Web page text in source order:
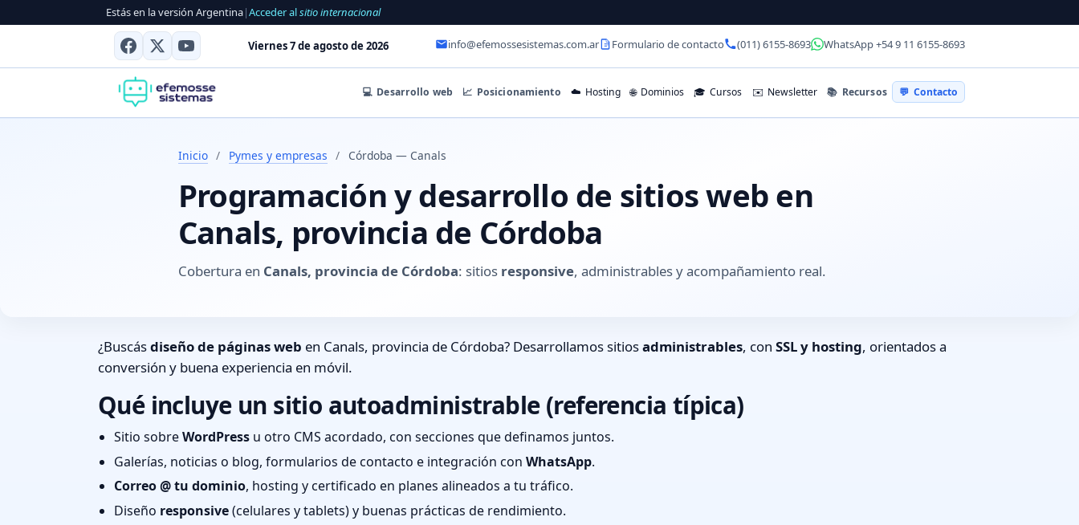
Estás en la versión Argentina|Acceder alsitio internacional
Viernes 7 de agosto de 2026 info@efemossesistemas.com.ar Formulario de contacto (011) 6155-8693 WhatsApp +54 9 11 6155-8693
💻 Desarrollo web 📈 Posicionamiento ☁️ Hosting 🌐 Dominios 🎓 Cursos ✉️ Newsletter 📚 Recursos 💬 Contacto
Inicio / Pymes y empresas / Córdoba — Canals
Programación y desarrollo de sitios web en
Canals, provincia de Córdoba
Cobertura en Canals, provincia de Córdoba: sitios responsive, administrables y acompañamiento real.
¿Buscásdiseño de páginas web en Canals, provincia de Córdoba? Desarrollamos sitiosadministrables, con SSL y hosting, orientados a
conversión y buena experiencia en móvil.
Qué incluye un sitio autoadministrable (referencia típica)
Sitio sobreWordPress u otro CMS acordado, con secciones que definamos juntos.
Galerías, noticias o blog, formularios de contacto e integración con WhatsApp.
Correo @ tu dominio, hosting y certificado en planes alineados a tu tráfico.
Diseño responsive(celulares y tablets) y buenas prácticas de rendimiento.